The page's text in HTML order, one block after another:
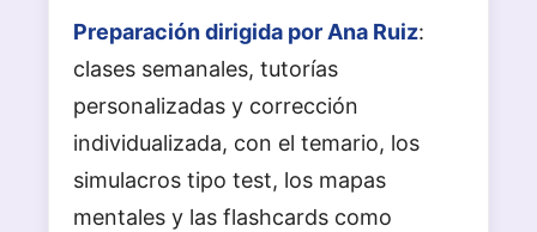
Preparación dirigida por Ana Ruiz:
clases semanales, tutorías
personalizadas y corrección
individualizada, con el temario, los
simulacros tipo test, los mapas
mentales y las flashcards como